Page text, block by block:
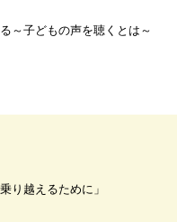
～子どもの声を聴くとは～
り越えるために」